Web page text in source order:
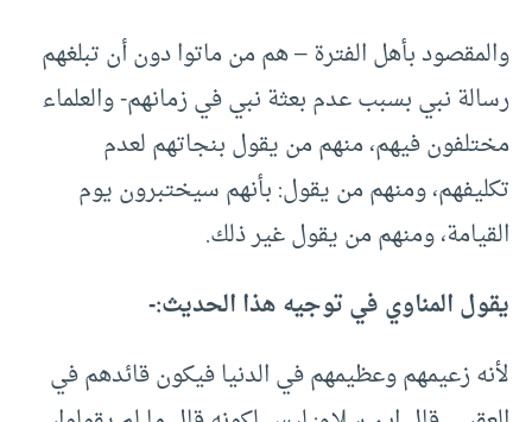
والمقصود بأهل الفترة – هم من ماتوا دون أن تبلغهم
رسالة نبي بسبب عدم بعثة نبي في زمانهم- والعلماء
مختلفون فيهم، منهم من يقول بنجاتهم لعدم
تكليفهم، ومنهم من يقول: بأنهم سيختبرون يوم
القيامة، ومنهم من يقول غير ذلك.
يقول المناوي في توجيه هذا الحديث:-
لأنه زعيمهم وعظيمهم في الدنيا فيكون قائدهم في